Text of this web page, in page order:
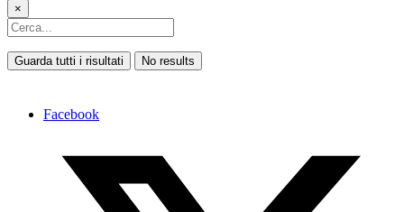
×
Guarda tutti i risultati No results
Facebook